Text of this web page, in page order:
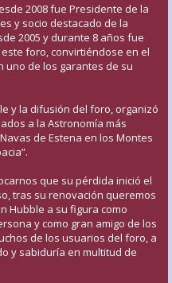
2008 fue Presidente de la
y socio destacado de la
2005 y durante 8 años fue
foro, convirtiéndose en el
uno de los garantes de su
y la difusión del foro, organizó
a la Astronomía más
de Estena en los Montes
que su pérdida inició el
tras su renovación queremos
Hubble a su figura como
y como gran amigo de los
de los usuarios del foro, a
y sabiduría en multitud de